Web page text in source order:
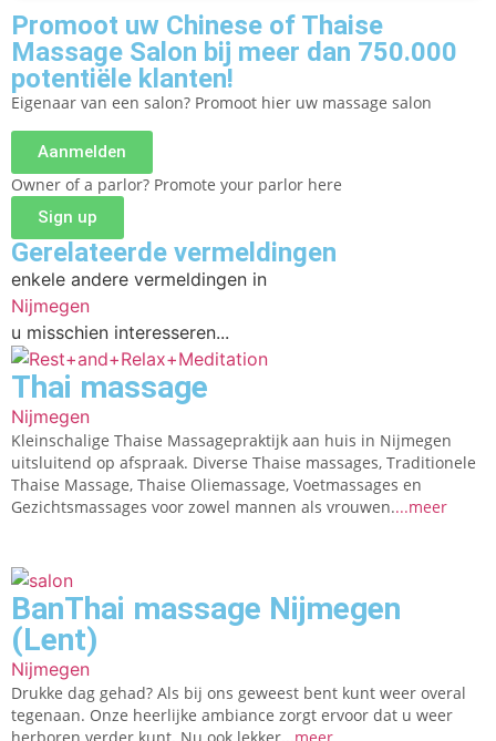
Promoot uw Chinese of Thaise
Massage Salon bij meer dan 750.000
potentiële klanten!
Eigenaar van een salon? Promoot hier uw massage salon
Aanmelden
Owner of a parlor? Promote your parlor here
Sign up
Gerelateerde vermeldingen
enkele andere vermeldingen in
Nijmegen
u misschien interesseren...
Thai massage
Nijmegen
Kleinschalige Thaise Massagepraktijk aan huis in Nijmegen
uitsluitend op afspraak. Diverse Thaise massages, Traditionele
Thaise Massage, Thaise Oliemassage, Voetmassages en
Gezichtsmassages voor zowel mannen als vrouwen....meer
BanThai massage Nijmegen
(Lent)
Nijmegen
Drukke dag gehad? Als bij ons geweest bent kunt weer overal
tegenaan. Onze heerlijke ambiance zorgt ervoor dat u weer